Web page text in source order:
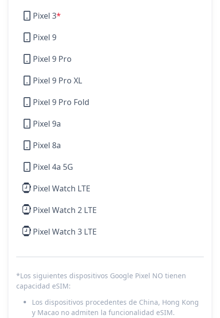
Pixel 3*
Pixel 9
Pixel 9 Pro
Pixel 9 Pro XL
Pixel 9 Pro Fold
Pixel 9a
Pixel 8a
Pixel 4a 5G
Pixel Watch LTE
Pixel Watch 2 LTE
Pixel Watch 3 LTE
*Los siguientes dispositivos Google Pixel NO tienen
capacidad eSIM:
Los dispositivos procedentes de China, Hong Kong
y Macao no admiten la funcionalidad eSIM.